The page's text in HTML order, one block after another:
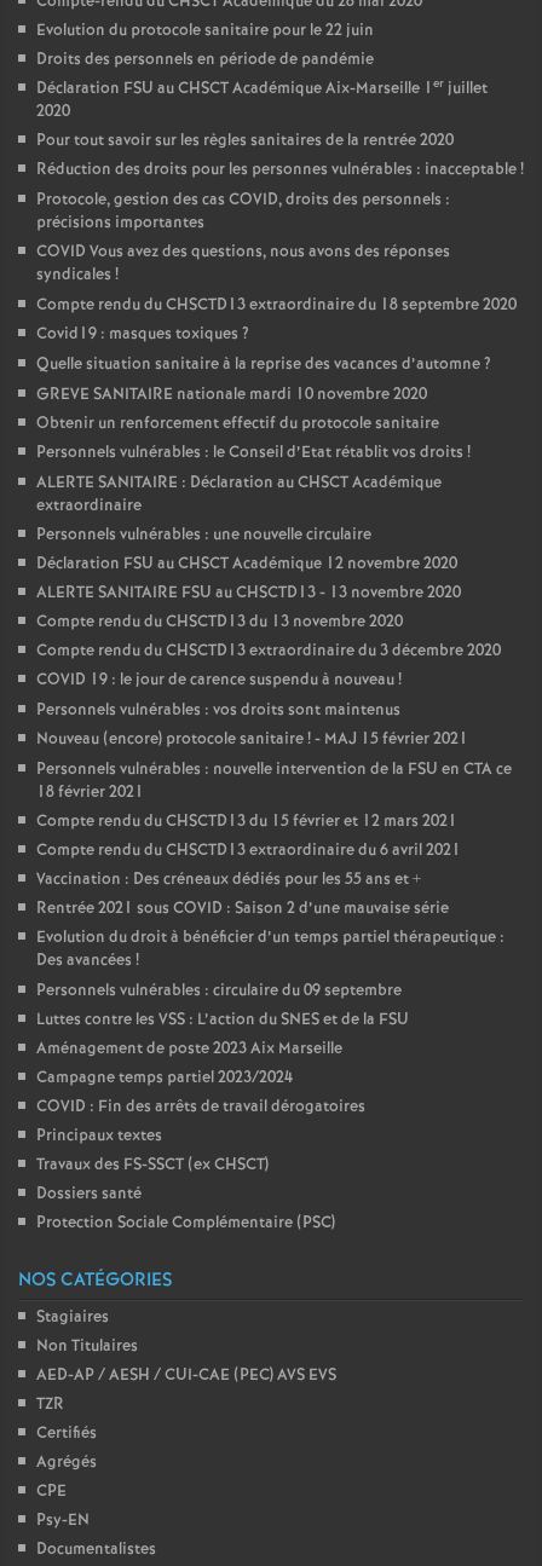
Evolution du protocole sanitaire pour le 22 juin
Droits des personnels en période de pandémie
Déclaration FSU au CHSCT Académique Aix-Marseille 1 er juillet
2020
Pour tout savoir sur les règles sanitaires de la rentrée 2020
Réduction des droits pour les personnes vulnérables : inacceptable!
Protocole, gestion des cas COVID, droits des personnels :
précisions importantes
COVID Vous avez des questions, nous avons des réponses
syndicales !
Compte rendu du CHSCTD13 extraordinaire du 18 septembre 2020
Covid19 : masques toxiques ?
Quelle situation sanitaire à la reprise des vacances d’automne?
GREVE SANITAIRE nationale mardi 10 novembre 2020
Obtenir un renforcement effectif du protocole sanitaire
Personnels vulnérables : le Conseil d’Etat rétablit vos droits !
ALERTE SANITAIRE : Déclaration au CHSCT Académique
extraordinaire
Personnels vulnérables : une nouvelle circulaire
Déclaration FSU au CHSCT Académique 12 novembre 2020
ALERTE SANITAIRE FSU au CHSCTD13 - 13 novembre 2020
Compte rendu du CHSCTD13 du 13 novembre 2020
Compte rendu du CHSCTD13 extraordinaire du 3 décembre 2020
COVID 19 : le jour de carence suspendu à nouveau!
Personnels vulnérables : vos droits sont maintenus
Nouveau (encore) protocole sanitaire! - MAJ 15 février 2021
Personnels vulnérables : nouvelle intervention de la FSU en CTA ce
18 février 2021
Compte rendu du CHSCTD13 du 15 février et 12 mars 2021
Compte rendu du CHSCTD13 extraordinaire du 6 avril 2021
Vaccination : Des créneaux dédiés pour les 55 ans et +
Rentrée 2021 sous COVID : Saison 2 d’une mauvaise série
Evolution du droit à bénéficier d’un temps partiel thérapeutique :
Des avancées !
Personnels vulnérables : circulaire du 09 septembre
Luttes contre les VSS : L’action du SNES et de la FSU
Aménagement de poste 2023 Aix Marseille
Campagne temps partiel 2023/2024
COVID : Fin des arrêts de travail dérogatoires
Principaux textes
Travaux des FS-SSCT (ex CHSCT)
Dossiers santé
Protection Sociale Complémentaire (PSC)
NOS CATÉGORIES
Stagiaires
Non Titulaires
AED-AP / AESH / CUI-CAE (PEC) AVS EVS
TZR
Certifiés
Agrégés
CPE
Psy-EN
Documentalistes